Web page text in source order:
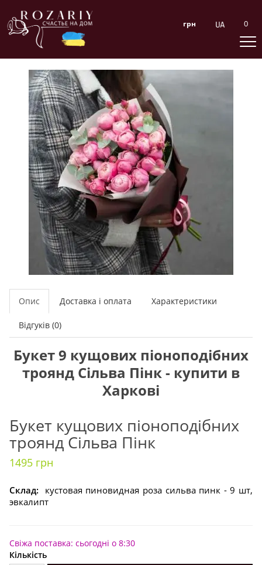
грн 0
Опис Доставка і оплата Характеристики
Відгуків (0)
Букет 9 кущових піоноподібних
троянд Сільва Пінк - купити в
Харкові
Букет кущових піоноподібних
троянд Сільва Пінк
1495 грн
Склад:
кустовая пиновидная роза сильва пинк - 9 шт,
эвкалипт
Свіжа поставка: сьогодні о 8:30
Кількість